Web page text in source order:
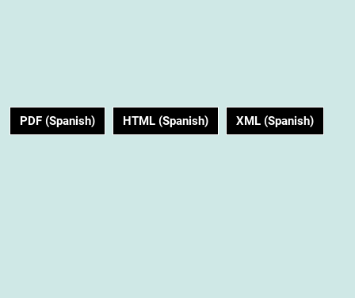
PDF (Spanish) HTML (Spanish) XML (Spanish)